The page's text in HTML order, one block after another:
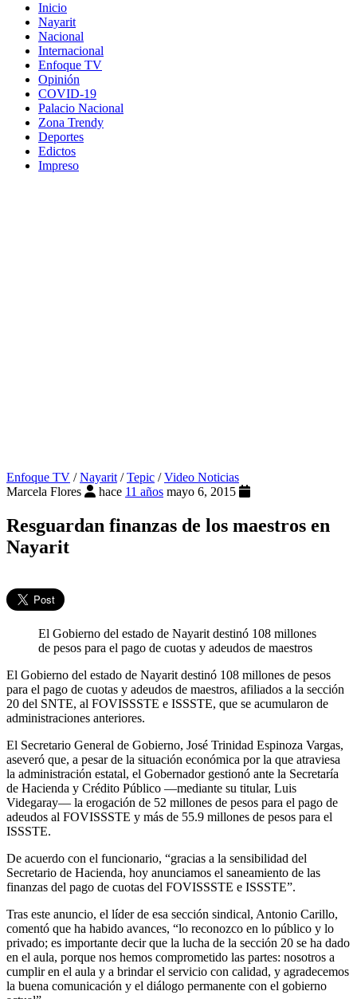
Inicio
Nayarit
Nacional
Internacional
Enfoque TV
Opinión
COVID-19
Palacio Nacional
Zona Trendy
Deportes
Edictos
Impreso
Enfoque TV /Nayarit/Tepic /Video Noticias
Marcela Flores
hace 11 años mayo 6, 2015
Resguardan finanzas de los maestros en
Nayarit
El Gobierno del estado de Nayarit destinó 108 millones
de pesos para el pago de cuotas y adeudos de maestros
El Gobierno del estado de Nayarit destinó 108 millones de pesos
para el pago de cuotas y adeudos de maestros, afiliados a la sección
20 del SNTE, al FOVISSSTE e ISSSTE, que se acumularon de
administraciones anteriores.
El Secretario General de Gobierno, José Trinidad Espinoza Vargas,
aseveró que, a pesar de la situación económica por la que atraviesa
la administración estatal, el Gobernador gestionó ante la Secretaría
de Hacienda y Crédito Público —mediante su titular, Luis
Videgaray— la erogación de 52 millones de pesos para el pago de
adeudos al FOVISSSTE y más de 55.9 millones de pesos para el
ISSSTE.
De acuerdo con el funcionario, “gracias a la sensibilidad del
Secretario de Hacienda, hoy anunciamos el saneamiento de las
finanzas del pago de cuotas del FOVISSSTE e ISSSTE”.
Tras este anuncio, el líder de esa sección sindical, Antonio Carillo,
comentó que ha habido avances, “lo reconozco en lo público y lo
privado; es importante decir que la lucha de la sección 20 se ha dado
en el aula, porque nos hemos comprometido las partes: nosotros a
cumplir en el aula y a brindar el servicio con calidad, y agradecemos
la buena comunicación y el diálogo permanente con el gobierno